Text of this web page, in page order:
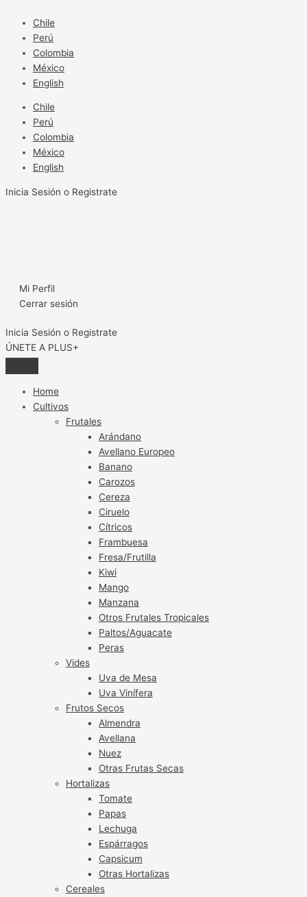
contenido
Chile
Perú
Colombia
México
English
Chile
Perú
Colombia
México
English
Inicia Sesión o Registrate
Mi Perfil
Cerrar sesión
Inicia Sesión o Registrate
ÚNETE A PLUS+
Home
Cultivos
Frutales
Arándano
Avellano Europeo
Banano
Carozos
Cereza
Ciruelo
Cítricos
Frambuesa
Fresa/Frutilla
Kiwi
Mango
Manzana
Otros Frutales Tropicales
Paltos/Aguacate
Peras
Vides
Uva de Mesa
Uva Vinífera
Frutos Secos
Almendra
Avellana
Nuez
Otras Frutas Secas
Hortalizas
Tomate
Papas
Lechuga
Espárragos
Capsicum
Otras Hortalizas
Cereales